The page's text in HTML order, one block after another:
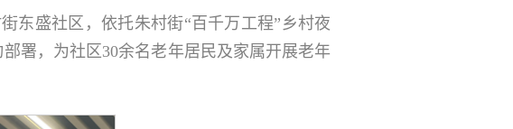
东盛社区，依托朱村街“百千万工程”乡村夜
署，为社区30余名老年居民及家属开展老年